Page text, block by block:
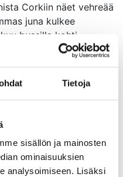
Tietoja
sisällön ja mainosten
ominaisuuksien
analysoimiseen. Lisäksi
Corkiin näet vehreää
juna kulkee
bussilla kohti
aikaa myös
St. Colman’s
Centre -museossa.
sijaitsee aivan
kansallispuiston